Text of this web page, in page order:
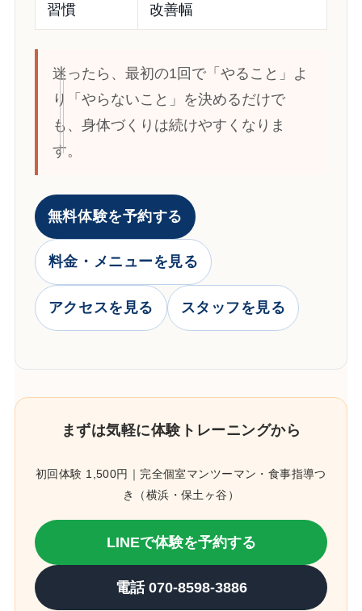
習慣
改善幅
迷ったら、最初の1回で「やること」よ
り「やらないこと」を決めるだけで
も、身体づくりは続けやすくなりま
す。
無料体験を予約する
料金・メニューを見る
アクセスを見る スタッフを見る
まずは気軽に体験トレーニングから
初回体験 1,500円｜完全個室マンツーマン・食事指導つ
き（横浜・保土ヶ谷）
LINEで体験を予約する
電話 070-8598-3886